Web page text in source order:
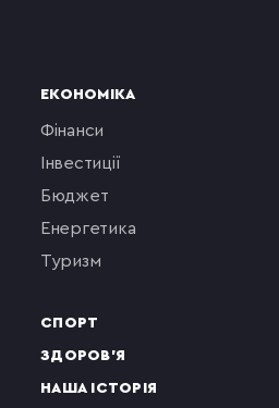
ЕКОНОМІКА
фінанси
інвестиції
бюджет
енергетика
туризм
СПОРТ
ЗДОРОВ'Я
НАША ІСТОРІЯ